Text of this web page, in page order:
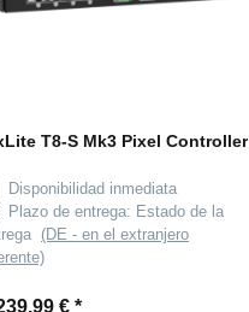
T8-S Mk3 Pixel Controller
Disponibilidad inmediata
Plazo de entrega: Estado de la
(DE - en el extranjero
€ *